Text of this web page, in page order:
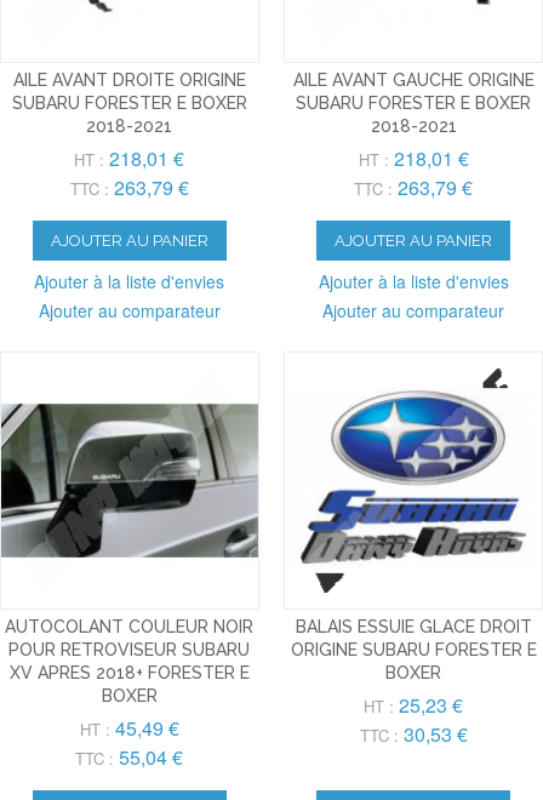
AILE AVANT DROITE ORIGINE
SUBARU FORESTER E BOXER
2018-2021
HT : 218,01 €
TTC : 263,79 €
AJOUTER AU PANIER
Ajouter à la liste d'envies
Ajouter au comparateur
AILE AVANT GAUCHE ORIGINE
SUBARU FORESTER E BOXER
2018-2021
HT : 218,01 €
TTC : 263,79 €
AJOUTER AU PANIER
Ajouter à la liste d'envies
Ajouter au comparateur
AUTOCOLANT COULEUR NOIR
POUR RETROVISEUR SUBARU
XV APRES 2018+ FORESTER E
BOXER
HT : 45,49 €
TTC : 55,04 €
BALAIS ESSUIE GLACE DROIT
ORIGINE SUBARU FORESTER E
BOXER
HT : 25,23 €
TTC : 30,53 €